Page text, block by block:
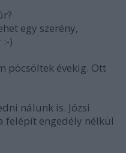
egy szerény,
)
pöcsöltek évekig. Ott
nálunk is. Józsi
felépít engedély nélkül